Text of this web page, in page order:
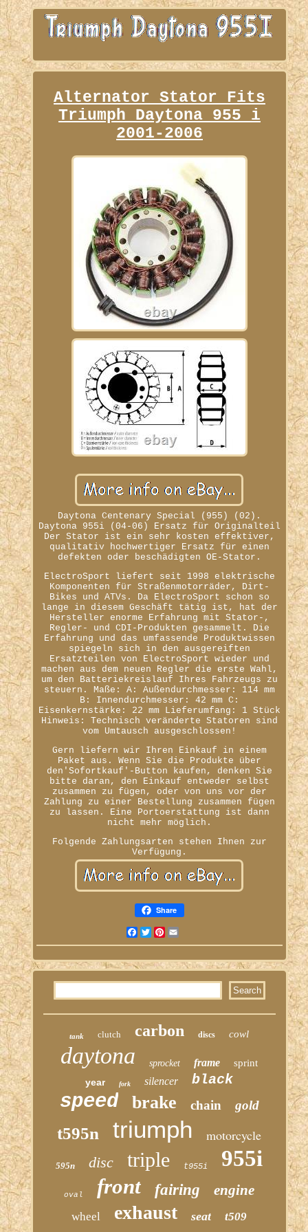
Alternator Stator Fits
Triumph Daytona 955 i
2001-2006
Daytona Centenary Special (955) (02).
Daytona 955i (04-06) Ersatz für Originalteil
Der Stator ist ein sehr kosten effektiver,
qualitativ hochwertiger Ersatz für einen
defekten oder beschädigten OE-Stator.
ElectroSport liefert seit 1998 elektrische
Komponenten für Straßenmotorräder, Dirt-
Bikes und ATVs. Da ElectroSport schon so
lange in diesem Geschäft tätig ist, hat der
Hersteller enorme Erfahrung mit Stator-,
Regler- und CDI-Produkten gesammelt. Die
Erfahrung und das umfassende Produktwissen
spiegeln sich in den ausgereiften
Ersatzteilen von ElectroSport wieder und
machen aus dem neuen Regler die erste Wahl,
um den Batteriekreislauf Ihres Fahrzeugs zu
steuern. Maße: A: Außendurchmesser: 114 mm
B: Innendurchmesser: 42 mm C:
Eisenkernstärke: 22 mm Lieferumfang: 1 Stück
Hinweis: Technisch veränderte Statoren sind
vom Umtausch ausgeschlossen!
Gern liefern wir Ihren Einkauf in einem
Paket aus. Wenn Sie die Produkte über
den'Sofortkauf'-Button kaufen, denken Sie
bitte daran, den Einkauf entweder selbst
zusammen zu fügen, oder von uns vor der
Zahlung zu einer Bestellung zusammen fügen
zu lassen. Eine Portoerstattung ist dann
nicht mehr möglich.
Folgende Zahlungsarten stehen Ihnen zur
Verfügung.
Share
Facebook
TwitterPinterest
tank clutch carbon discs cowl
daytona sprocket frame
sprint
year
fork silencer black
speed brake chain gold
t595n triumph motorcycle
595n disc triple t955i 955i
oval front fairing engine
wheel exhaust seat t509